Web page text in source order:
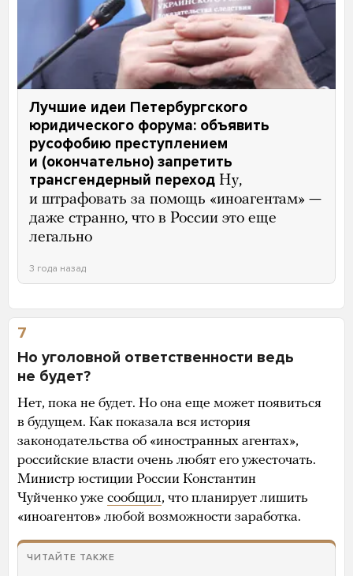
Лучшие идеи Петербургского
юридического форума: объявить
русофобию преступлением
и (окончательно) запретить
трансгендерный переход Ну,
и штрафовать за помощь «иноагентам» —
даже странно, что в России это еще
легально
3 года назад
7
Но уголовной ответственности ведь
не будет?
Нет, пока не будет. Но она еще может появиться
в будущем. Как показала вся история
законодательства об «иностранных агентах»,
российские власти очень любят его ужесточать.
Министр юстиции России Константин
Чуйченко уже сообщил, что планирует лишить
«иноагентов» любой возможности заработка.
ЧИТАЙТЕ ТАКЖЕ